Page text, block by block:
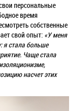
персональные
время
собственные
свой опыт: «У меня
я стала больше
Чаще стала
насчет этих